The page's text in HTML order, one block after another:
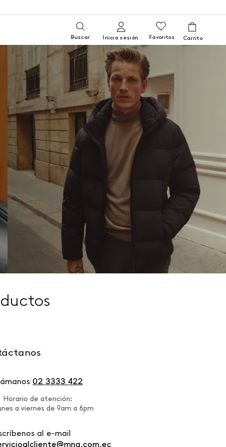
Buscar Inicia sesión Favoritos
02 3333 422
Horario de atención:
a viernes de 9am a 6pm
al e-mail